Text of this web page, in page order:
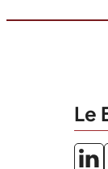
Le